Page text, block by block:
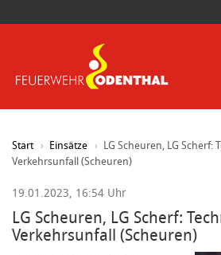
Start Einsätze
LG Scheuren, LG Scherf:
Verkehrsunfall (Scheuren)
19.01.2023, 16:54 Uhr
LG Scheuren, LG Scherf:
Verkehrsunfall (Scheuren)